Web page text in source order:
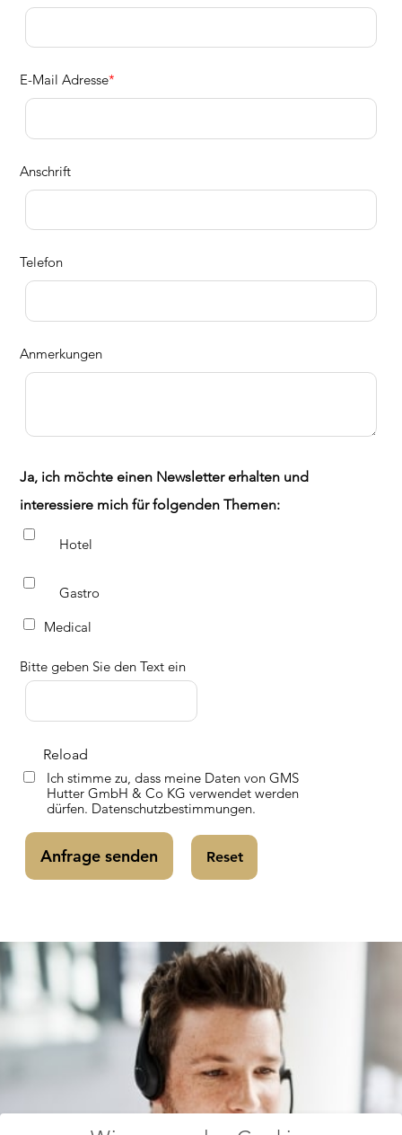
E-Mail Adresse*
Anschrift
Telefon
Anmerkungen
Ja, ich möchte einen Newsletter erhalten und
interessiere mich für folgenden Themen:
Hotel
Gastro
Medical
Bitte geben Sie den Text ein
Reload
Ich stimme zu, dass meine Daten von GMS
Hutter GmbH & Co KG verwendet werden
dürfen. Datenschutzbestimmungen.